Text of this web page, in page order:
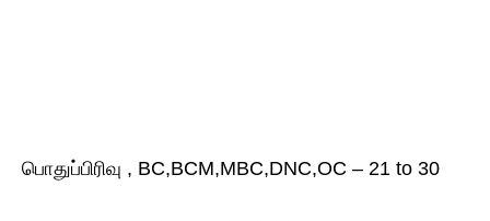
பொதுப்பிரிவு , BC,BCM,MBC,DNC,OC – 21 to 30